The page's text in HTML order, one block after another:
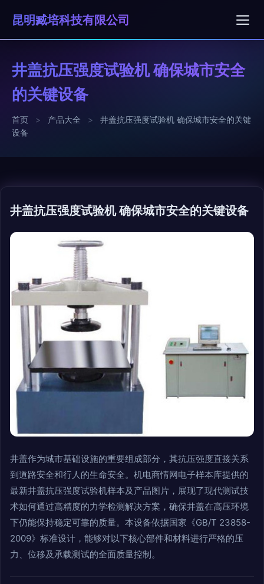
昆明臧培科技有限公司
井盖抗压强度试验机 确保城市安全
的关键设备
首页 > 产品大全 >
井盖抗压强度试验机 确保城市安全的关键
设备
井盖抗压强度试验机 确保城市安全的关键设备
井盖作为城市基础设施的重要组成部分，其抗压强度直接关系
到道路安全和行人的生命安全。机电商情网电子样本库提供的
最新井盖抗压强度试验机样本及产品图片，展现了现代测试技
术如何通过高精度的力学检测解决方案，确保井盖在高压环境
下仍能保持稳定可靠的质量。本设备依据国家《GB/T 23858-
2009》标准设计，能够对以下核心部件和材料进行严格的压
力、位移及承载测试的全面质量控制。